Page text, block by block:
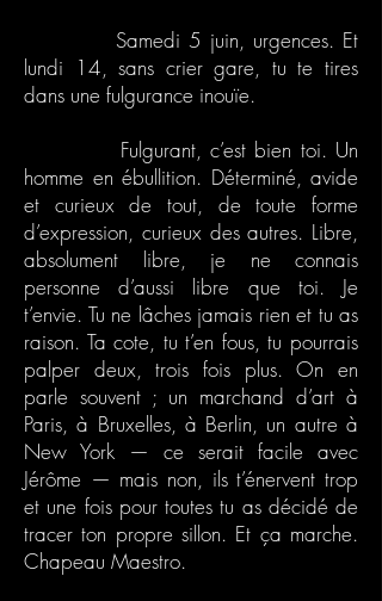
Samedi 5 juin, urgences. Et
lundi 14, sans crier gare, tu te tires
dans une fulgurance inouïe.
Fulgurant, c’est bien toi. Un
homme en ébullition. Déterminé, avide
et curieux de tout, de toute forme
d’expression, curieux des autres. Libre,
absolument libre, je ne connais
personne d’aussi libre que toi. Je
t’envie. Tu ne lâches jamais rien et tu as
raison. Ta cote, tu t’en fous, tu pourrais
palper deux, trois fois plus. On en
parle souvent ; un marchand d’art à
Paris, à Bruxelles, à Berlin, un autre à
New York — ce serait facile avec
Jérôme — mais non, ils t’énervent trop
et une fois pour toutes tu as décidé de
tracer ton propre sillon. Et ça marche.
Chapeau Maestro.